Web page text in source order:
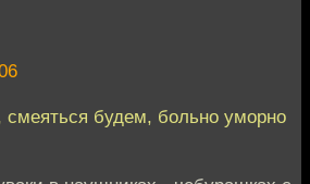
смеяться будем, больно уморно